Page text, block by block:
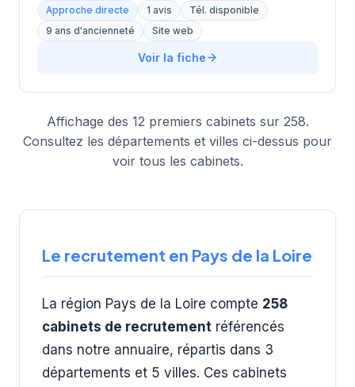
ups et TPE-PME depuis 2012. Le cabinet propose des
services complets incluant le recrutement, le coaching
individuel et collectif, la formation managériale, ainsi
que des prestations de RH en temps partagé, en
Approche directe 1 avis
Tél. disponible
9 ans d'ancienneté
Site web
Voir la fiche
Affichage des 12 premiers cabinets sur 258.
Consultez les départements et villes ci-dessus pour
voir tous les cabinets.
Le recrutement en Pays de la Loire
La région Pays de la Loire compte 258
cabinets de recrutement référencés
dans notre annuaire, répartis dans 3
départements et 5 villes. Ces cabinets